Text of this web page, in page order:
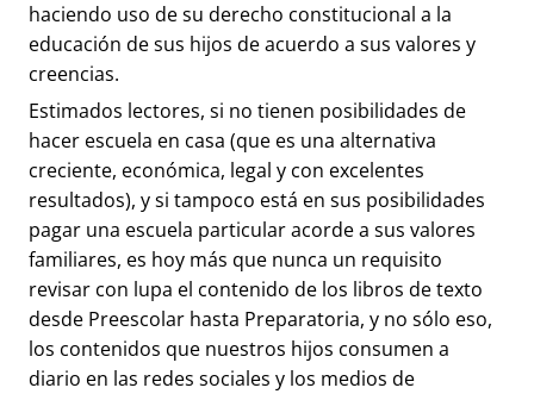
haciendo uso de su derecho constitucional a la
educación de sus hijos de acuerdo a sus valores y
creencias.
Estimados lectores, si no tienen posibilidades de
hacer escuela en casa (que es una alternativa
creciente, económica, legal y con excelentes
resultados), y si tampoco está en sus posibilidades
pagar una escuela particular acorde a sus valores
familiares, es hoy más que nunca un requisito
revisar con lupa el contenido de los libros de texto
desde Preescolar hasta Preparatoria, y no sólo eso,
los contenidos que nuestros hijos consumen a
diario en las redes sociales y los medios de